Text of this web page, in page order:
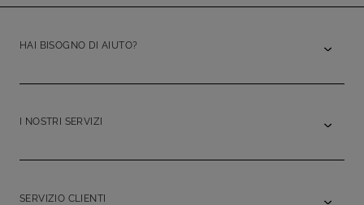
HAI BISOGNO DI AIUTO?
I NOSTRI SERVIZI
SERVIZIO CLIENTI